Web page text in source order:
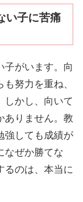
い子に苦痛
子がいます。向
努力を重ね、
しかし、向いて
ありません。教
強しても成績が
なぜか勝てな
のは、本当に